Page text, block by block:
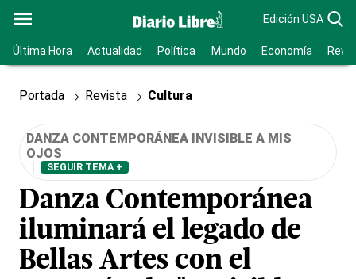
Edición USA
Última Hora Actualidad Política Mundo Economía
Portada Revista Cultura
DANZA CONTEMPORÁNEA INVISIBLE A MIS
OJOS
SEGUIR TEMA +
Danza Contemporánea
iluminará el legado de
Bellas Artes con el